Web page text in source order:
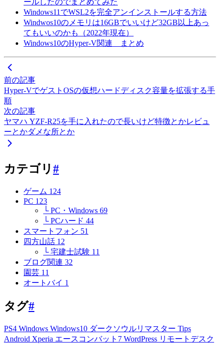
ールしたのでまとめてみた
Windows11でWSL2を完全アンインストールする方法
Windwos10のメモリは16GBでいいけど32GB以上あっ
てもいいのかも（2022年現在）
Windows10のHyper-V関連 まとめ
前の記事
Hyper-VでゲストOSの仮想ハードディスク容量を拡張する手
順
次の記事
ヤマハ YZF-R25を手に入れたので長いけど特徴とかレビュ
ーとかダメな所とか
カテゴリ #
ゲーム 124
PC 123
└ PC・Windows 69
└ PCハード 44
スマートフォン 51
四方山話 12
└ 宅建士試験 11
ブログ関連 32
園芸 11
オートバイ 1
タグ#
PS4 Windows Windows10 ダークソウルリマスター Tips
Android Xperia エースコンバット7 WordPress リモートデスク